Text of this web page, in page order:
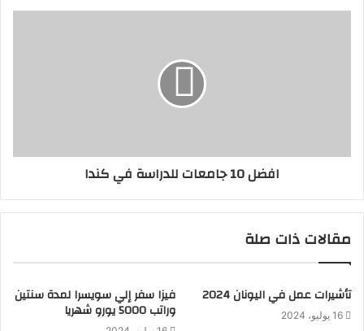
افضل 10 جامعات للدراسة في كندا
مقالات ذات صلة
تأشيرات عمل في اليونان 2024
16 يوليو، 2024
فيزا سفر إلي سويسرا لمدة سنتين
وراتب 5000 يورو شهريا